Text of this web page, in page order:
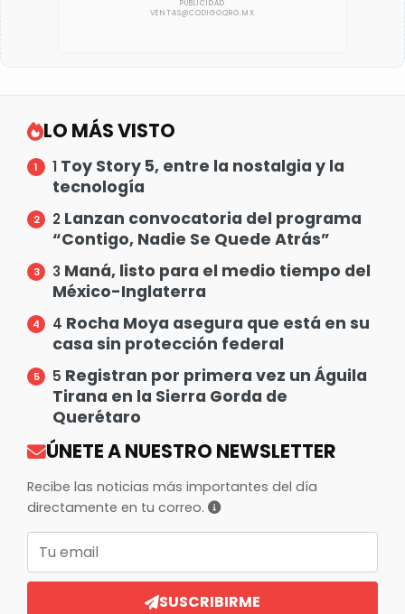
LO MÁS VISTO
1 Toy Story 5, entre la nostalgia y la
tecnología
2 Lanzan convocatoria del programa
“Contigo, Nadie Se Quede Atrás”
3 Maná, listo para el medio tiempo del
México-Inglaterra
4 Rocha Moya asegura que está en su
casa sin protección federal
5 Registran por primera vez un Águila
Tirana en la Sierra Gorda de
Querétaro
ÚNETE A NUESTRO NEWSLETTER
Recibe las noticias más importantes del día
directamente en tu correo.
Correo electrónico
SUSCRIBIRME